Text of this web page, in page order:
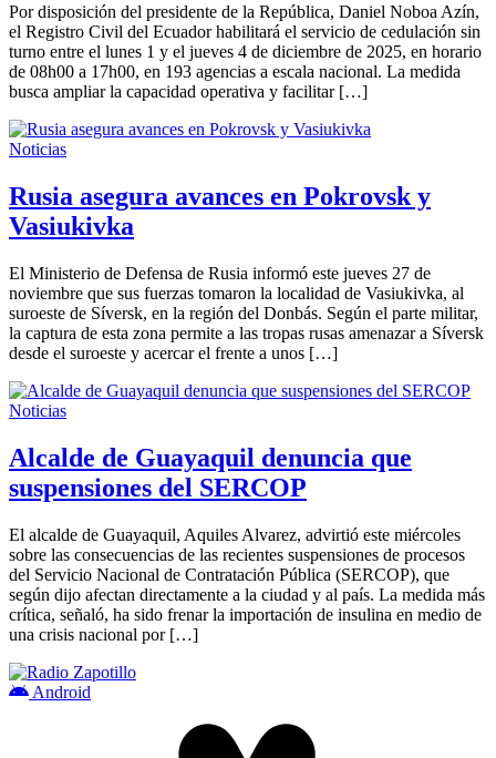
Por disposición del presidente de la República, Daniel Noboa Azín,
el Registro Civil del Ecuador habilitará el servicio de cedulación sin
turno entre el lunes 1 y el jueves 4 de diciembre de 2025, en horario
de 08h00 a 17h00, en 193 agencias a escala nacional. La medida
busca ampliar la capacidad operativa y facilitar […]
Noticias
Rusia asegura avances en Pokrovsk y
Vasiukivka
El Ministerio de Defensa de Rusia informó este jueves 27 de
noviembre que sus fuerzas tomaron la localidad de Vasiukivka, al
suroeste de Síversk, en la región del Donbás. Según el parte militar,
la captura de esta zona permite a las tropas rusas amenazar a Síversk
desde el suroeste y acercar el frente a unos […]
Noticias
Alcalde de Guayaquil denuncia que
suspensiones del SERCOP
El alcalde de Guayaquil, Aquiles Alvarez, advirtió este miércoles
sobre las consecuencias de las recientes suspensiones de procesos
del Servicio Nacional de Contratación Pública (SERCOP), que
según dijo afectan directamente a la ciudad y al país. La medida más
crítica, señaló, ha sido frenar la importación de insulina en medio de
una crisis nacional por […]
Android